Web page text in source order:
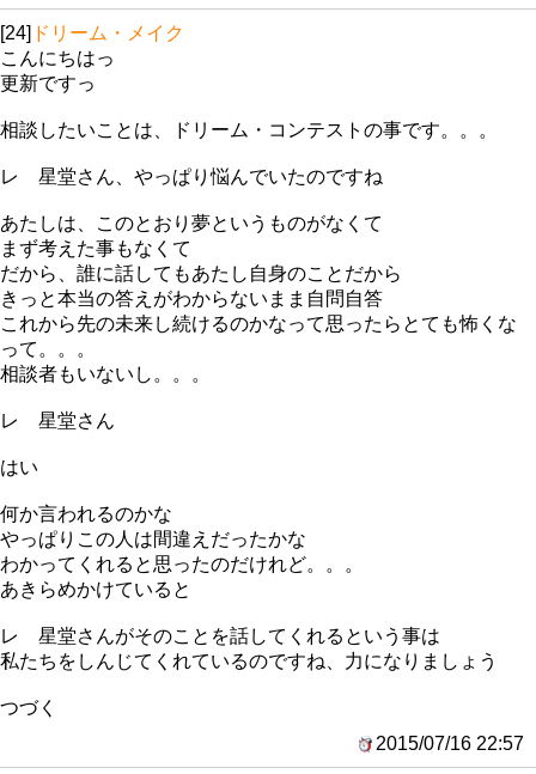
[24] ドリーム・メイク
こんにちはっ
更新ですっ
相談したいことは、ドリーム・コンテストの事です。。。
レ 星堂さん、やっぱり悩んでいたのですね
あたしは、このとおり夢というものがなくて
まず考えた事もなくて
だから、誰に話してもあたし自身のことだから
きっと本当の答えがわからないまま自問自答
これから先の未来し続けるのかなって思ったらとても怖くな
って。。。
相談者もいないし。。。
レ 星堂さん
はい
何か言われるのかな
やっぱりこの人は間違えだったかな
わかってくれると思ったのだけれど。。。
あきらめかけていると
レ 星堂さんがそのことを話してくれるという事は
私たちをしんじてくれているのですね、力になりましょう
つづく
2015/07/16 22:57